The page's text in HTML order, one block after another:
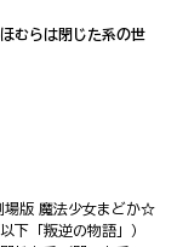
むらは閉じた系の世
場版 魔法少女まどか☆
下「叛逆の物語」）